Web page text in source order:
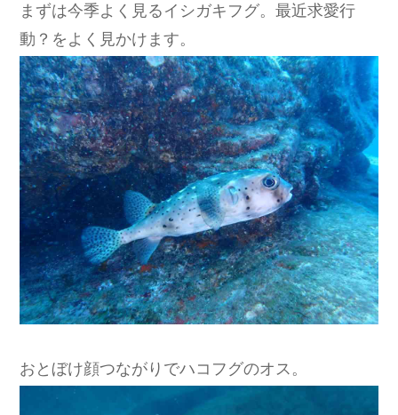
まずは今季よく見るイシガキフグ。最近求愛行
動？をよく見かけます。
おとぼけ顔つながりでハコフグのオス。